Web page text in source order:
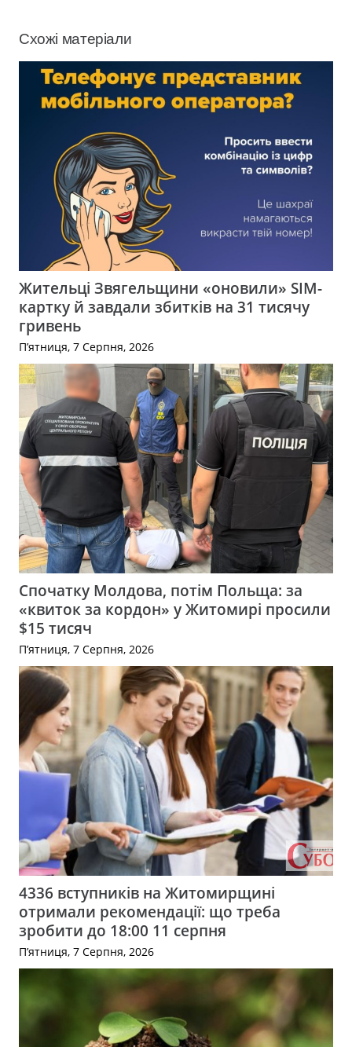
Схожі матеріали
Жительці Звягельщини «оновили» SIM-
картку й завдали збитків на 31 тисячу
гривень
П’ятниця, 7 Серпня, 2026
Спочатку Молдова, потім Польща: за
«квиток за кордон» у Житомирі просили
$15 тисяч
П’ятниця, 7 Серпня, 2026
4336 вступників на Житомирщині
отримали рекомендації: що треба
зробити до 18:00 11 серпня
П’ятниця, 7 Серпня, 2026